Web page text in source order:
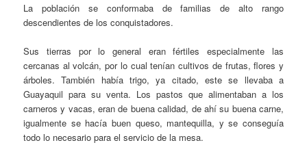
La población se conformaba de familias de alto rango
descendientes de los conquistadores.
Sus tierras por lo general eran fértiles especialmente las
cercanas al volcán, por lo cual tenían cultivos de frutas, flores y
árboles. También había trigo, ya citado, este se llevaba a
Guayaquil para su venta. Los pastos que alimentaban a los
carneros y vacas, eran de buena calidad, de ahí su buena carne,
igualmente se hacía buen queso, mantequilla, y se conseguía
todo lo necesario para el servicio de la mesa.